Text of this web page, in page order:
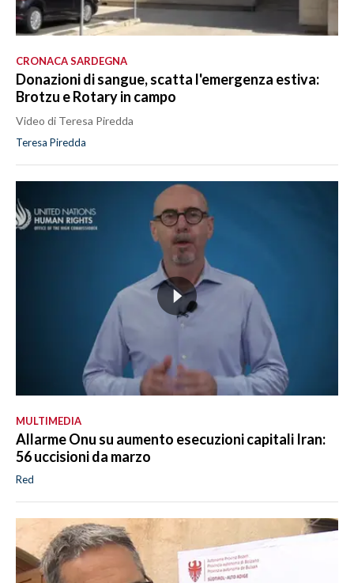
CRONACA SARDEGNA
Donazioni di sangue, scatta l'emergenza estiva:
Brotzu e Rotary in campo
Video di Teresa Piredda
Teresa Piredda
MULTIMEDIA
Allarme Onu su aumento esecuzioni capitali Iran:
56 uccisioni da marzo
Red